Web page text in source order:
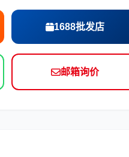
利勃海尔
1688批发店
邮箱询价